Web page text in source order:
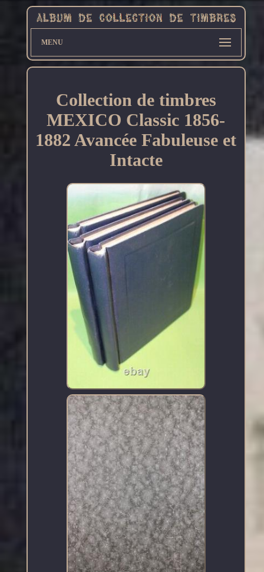
MENU
Collection de timbres
MEXICO Classic 1856-
1882 Avancée Fabuleuse et
Intacte